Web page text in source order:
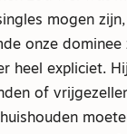
mogen
onze dominee
heel expliciet.
of